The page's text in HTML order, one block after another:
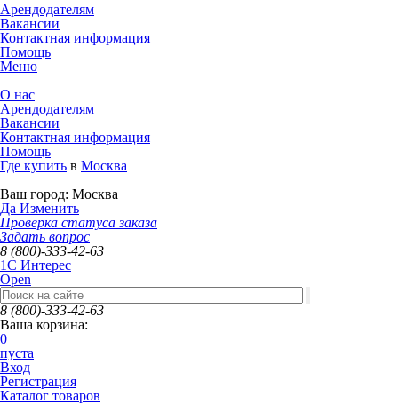
Арендодателям
Вакансии
Контактная информация
Помощь
Меню
О нас
Арендодателям
Вакансии
Контактная информация
Помощь
Где купить в Москва
Ваш город: Москва
Да Изменить
Проверка статуса заказа
Задать вопрос
8 (800)-333-42-63
1C Интерес
Open
8 (800)-333-42-63
Ваша корзина:
0
пуста
Вход
Регистрация
Каталог товаров